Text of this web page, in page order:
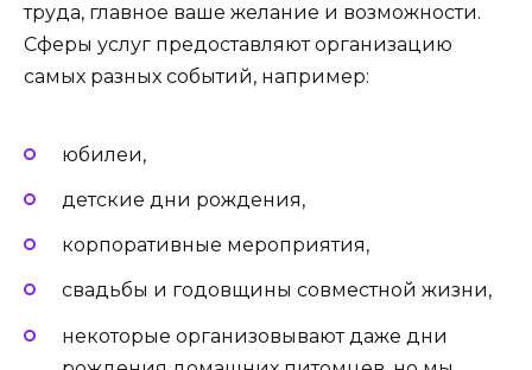
труда, главное ваше желание и возможности.
Сферы услуг предоставляют организацию
самых разных событий, например:
юбилеи,
детские дни рождения,
корпоративные мероприятия,
свадьбы и годовщины совместной жизни,
некоторые организовывают даже дни